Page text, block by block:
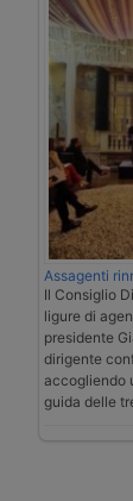
Assagenti
Il Consiglio
ligure di
presidente
dirigente
accogliendo
guida delle